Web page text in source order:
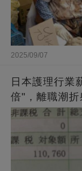
2025/09/07
日本護理行業
倍"，離職潮